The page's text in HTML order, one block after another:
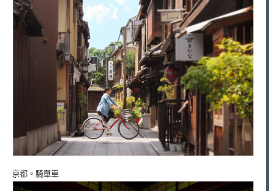
京都。騎單車